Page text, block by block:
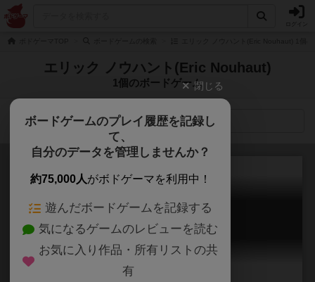
エリック ノウハント(Eric Nouhaut)
1個のボードゲーム
検索メニュー
ゾンビサイド
Zombicide
閉じる
ボードゲームのプレイ履歴を記録し
て、
自分のデータを管理しませんか？
約75,000人がボドゲーマを利用中！
遊んだボードゲームを記録する
気になるゲームのレビューを読む
お気に入り作品・所有リストの共
有